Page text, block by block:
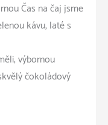
Čas na čaj jsme
kávu, laté s
výbornou
čokoládový